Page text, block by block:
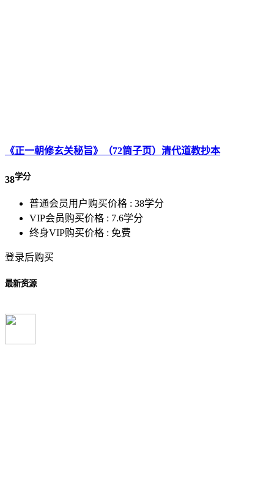
《正一朝修玄关秘旨》（72筒子页）清代道教抄本
38学分
普通会员用户购买价格 : 38学分
VIP会员购买价格 : 7.6学分
终身VIP购买价格 : 免费
登录后购买
最新资源